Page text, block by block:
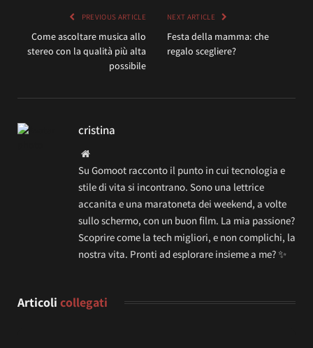
PREVIOUS ARTICLE
Come ascoltare musica allo
stereo con la qualità più alta
possibile
NEXT ARTICLE
Festa della mamma: che
regalo scegliere?
cristina
Website
Su Gomoot racconto il punto in cui tecnologia e
stile di vita si incontrano. Sono una lettrice
accanita e una maratoneta dei weekend, a volte
sullo schermo, con un buon film. La mia passione?
Scoprire come la tech migliori, e non complichi, la
nostra vita. Pronti ad esplorare insieme a me? ✨
Articoli collegati